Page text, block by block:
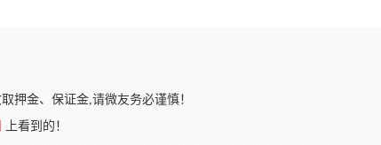
押金、保证金,请微友务必谨慎！
上看到的！